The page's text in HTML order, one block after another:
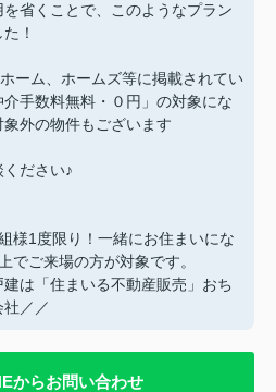
省くことで、このようなプラン
！
ーム、ホームズ等に掲載されてい
手数料無料・０円」の対象にな
外の物件もございます
ださい♪
様1度限り！一緒にお住まいにな
でご来場の方が対象です。
は「住まいる不動産販売」おち
／／
からお問い合わせ